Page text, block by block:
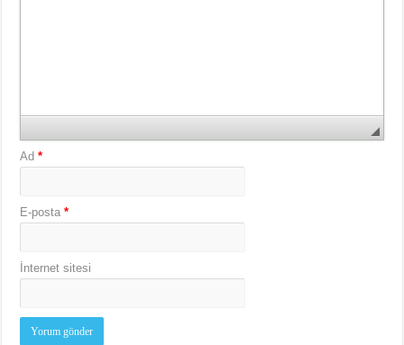
Ad*
E-posta*
İnternet sitesi